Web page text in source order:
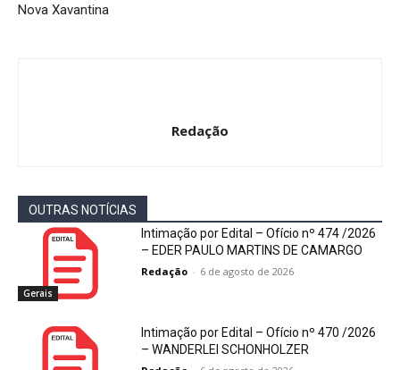
Nova Xavantina
Redação
OUTRAS NOTÍCIAS
Gerais
Intimação por Edital – Ofício nº 474 /2026
– EDER PAULO MARTINS DE CAMARGO
Redação - 6 de agosto de 2026
Intimação por Edital – Ofício nº 470 /2026
– WANDERLEI SCHONHOLZER